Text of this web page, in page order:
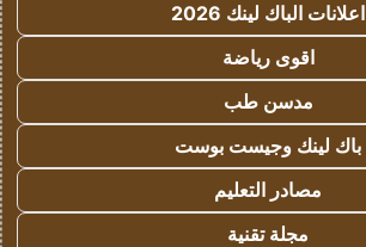
اعلانات الباك لينك 2026
اقوى رياضة
مدسن طب
باك لينك وجيست بوست
مصادر التعليم
مجلة تقنية